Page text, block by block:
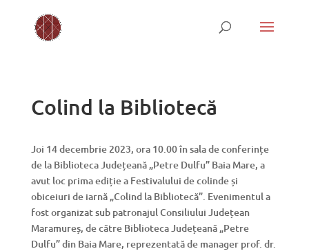
Colind la Bibliotecă
Joi 14 decembrie 2023, ora 10.00 în sala de conferințe
de la Biblioteca Județeană „Petre Dulfu” Baia Mare, a
avut loc prima ediție a Festivalului de colinde și
obiceiuri de iarnă „Colind la Bibliotecă”. Evenimentul a
fost organizat sub patronajul Consiliului Județean
Maramureș, de către Biblioteca Județeană „Petre
Dulfu” din Baia Mare, reprezentată de manager prof. dr.